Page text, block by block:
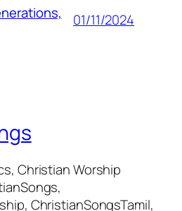
01/11/2024
Christian Worship
ChristianSongsTamil,